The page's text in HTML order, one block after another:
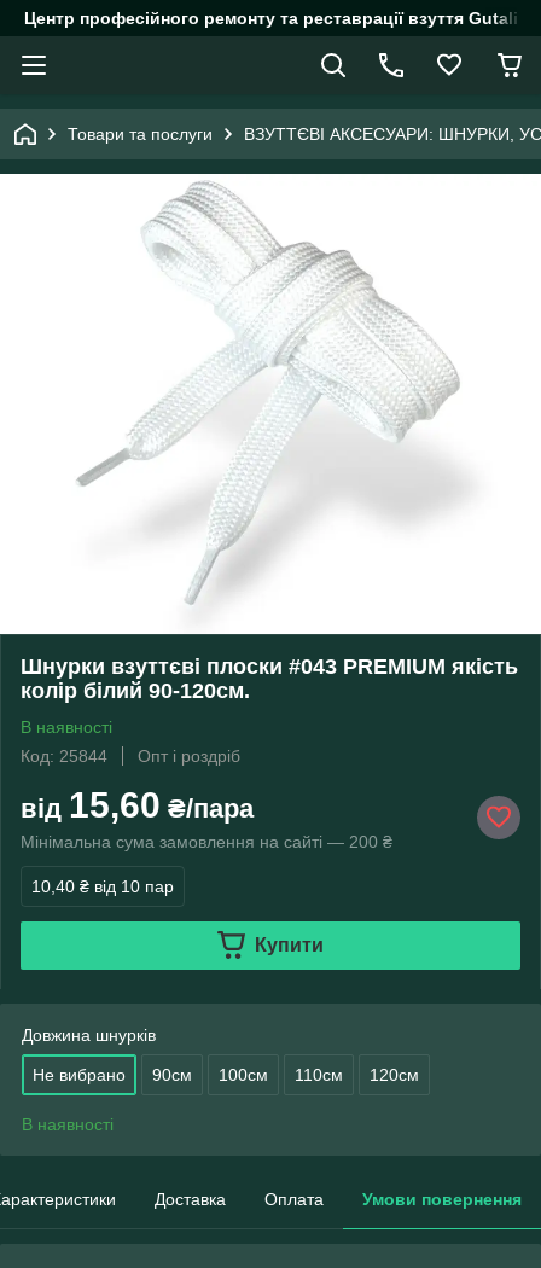
Центр професійного ремонту та реставрації взуття
Товари та послуги ВЗУТТЄВІ АКСЕСУАРИ: ШНУРКИ,
Шнурки взуттєві плоски #043 PREMIUM якість
колір білий 90-120см.
В наявності
Код: 25844
Опт і роздріб
від 15,60 ₴/пара
Мінімальна сума замовлення на сайті — 200 ₴
10,40 ₴ від 10 пар
Купити
Довжина шнурків
Не вибрано 90см 100см 110см 120см
В наявності
Доставка Оплата Умови повернення